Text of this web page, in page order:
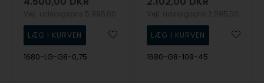
1680-LG-G8-0,75 1680-G8-109-45